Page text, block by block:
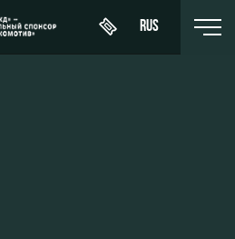
RUS